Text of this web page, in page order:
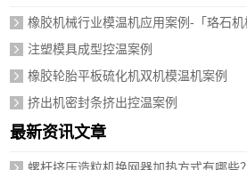
注塑模具成型控温案例
橡胶轮胎平板硫化机双机模温机案例
挤出机密封条挤出控温案例
最新资讯文章